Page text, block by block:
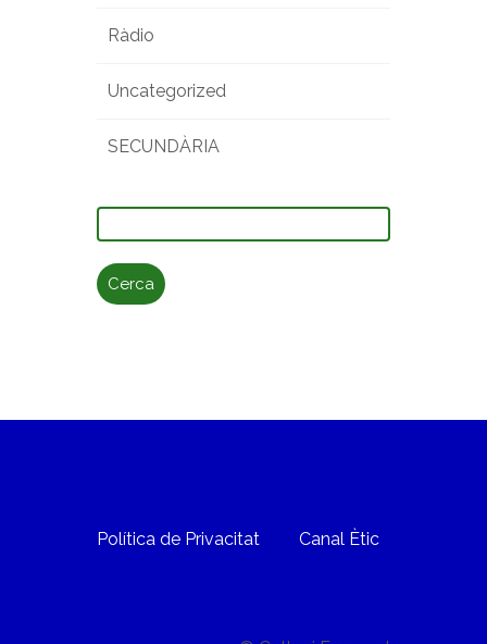
Ràdio
Uncategorized
SECUNDÀRIA
Política de Privacitat Canal Ètic